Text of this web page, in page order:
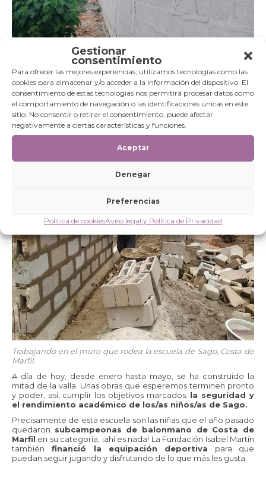
Gestionar
consentimiento
Para ofrecer las mejores experiencias, utilizamos tecnologías como las
cookies para almacenar y/o acceder a la información del dispositivo. El
consentimiento de estas tecnologías nos permitirá procesar datos como
el comportamiento de navegación o las identificaciones únicas en este
sitio. No consentir o retirar el consentimiento, puede afectar
negativamente a ciertas características y funciones.
Aceptar
Denegar
Preferencias
Política de cookiesAviso legal y Política de Privacidad
Parte del muro que rodea la escuela de Sago, Costa de Marfil.
Trabajando en el muro que rodea la escuela de Sago, Costa de
Marfil.
A día de hoy, desde enero hasta mayo, se ha construido la
mitad de la valla. Unas obras que esperemos terminen pronto
y poder, así, cumplir los objetivos marcados: la seguridad y
el rendimiento académico de los/as niños/as de Sago.
Precisamente de esta escuela son las niñas que el año pasado
quedaron subcampeonas de balonmano de Costa de
Marfil en su categoría, ¡ahí es nada! La Fundación Isabel Martín
también financió la equipación deportiva para que
puedan seguir jugando y disfrutando de lo que más les gusta.